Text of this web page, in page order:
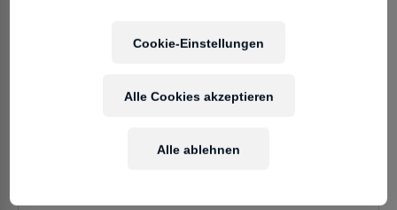
179,00€
Enthält 20% MwSt.
Cookie-Einstellungen
Alle ablehnen
Alle Cookies akzeptieren